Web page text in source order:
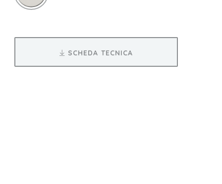
SCHEDA TECNICA